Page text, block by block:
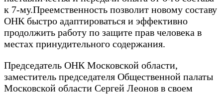
к 7-му.Преемственность позволит новому составу
ОНК быстро адаптироваться и эффективно
продолжить работу по защите прав человека в
местах принудительного содержания.
Председатель ОНК Московской области,
заместитель председателя Общественной палаты
Московской области Сергей Леонов в своем